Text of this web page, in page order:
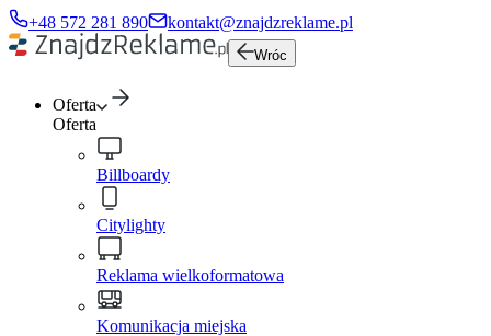
+48 572 281 890 kontakt@znajdzreklame.pl
Wróc
Oferta
Oferta
Billboardy
Citylighty
Reklama wielkoformatowa
Komunikacja miejska